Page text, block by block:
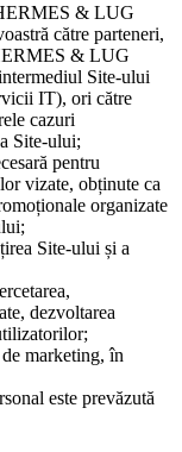
& LUG
către parteneri,
& LUG
Site-ului
IT), ori către
cazuri
Site-ului;
pentru
vizate, obținute ca
organizate
Site-ului și a
dezvoltarea
marketing, în
este prevăzută